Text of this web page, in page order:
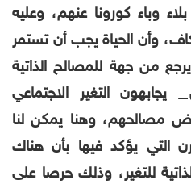
وباء كورونا عنهم، وعليه
كاف، وأن الحياة يجب أن تستمر
من جهة للمصالح الذاتية
يجابهون التغير الاجتماعي
مصالحهم، وهنا يمكن لنا
التي يؤكد فيها بأن هناك
للتغير، وذلك حرصا على